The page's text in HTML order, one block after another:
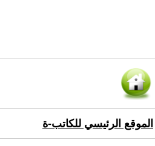
الموقع الرئيسي للكاتب-ة